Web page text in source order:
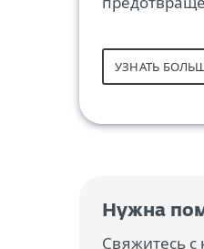
УЗНАТЬ
Нужна
Свяжитесь